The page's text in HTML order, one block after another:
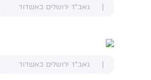
גאב"ד ירושלים באשדוד
גאב"ד ירושלים באשדוד